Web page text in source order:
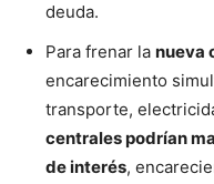
deuda.
Para frenar la nueva
encarecimiento
transporte,
centrales podrían
de interés,